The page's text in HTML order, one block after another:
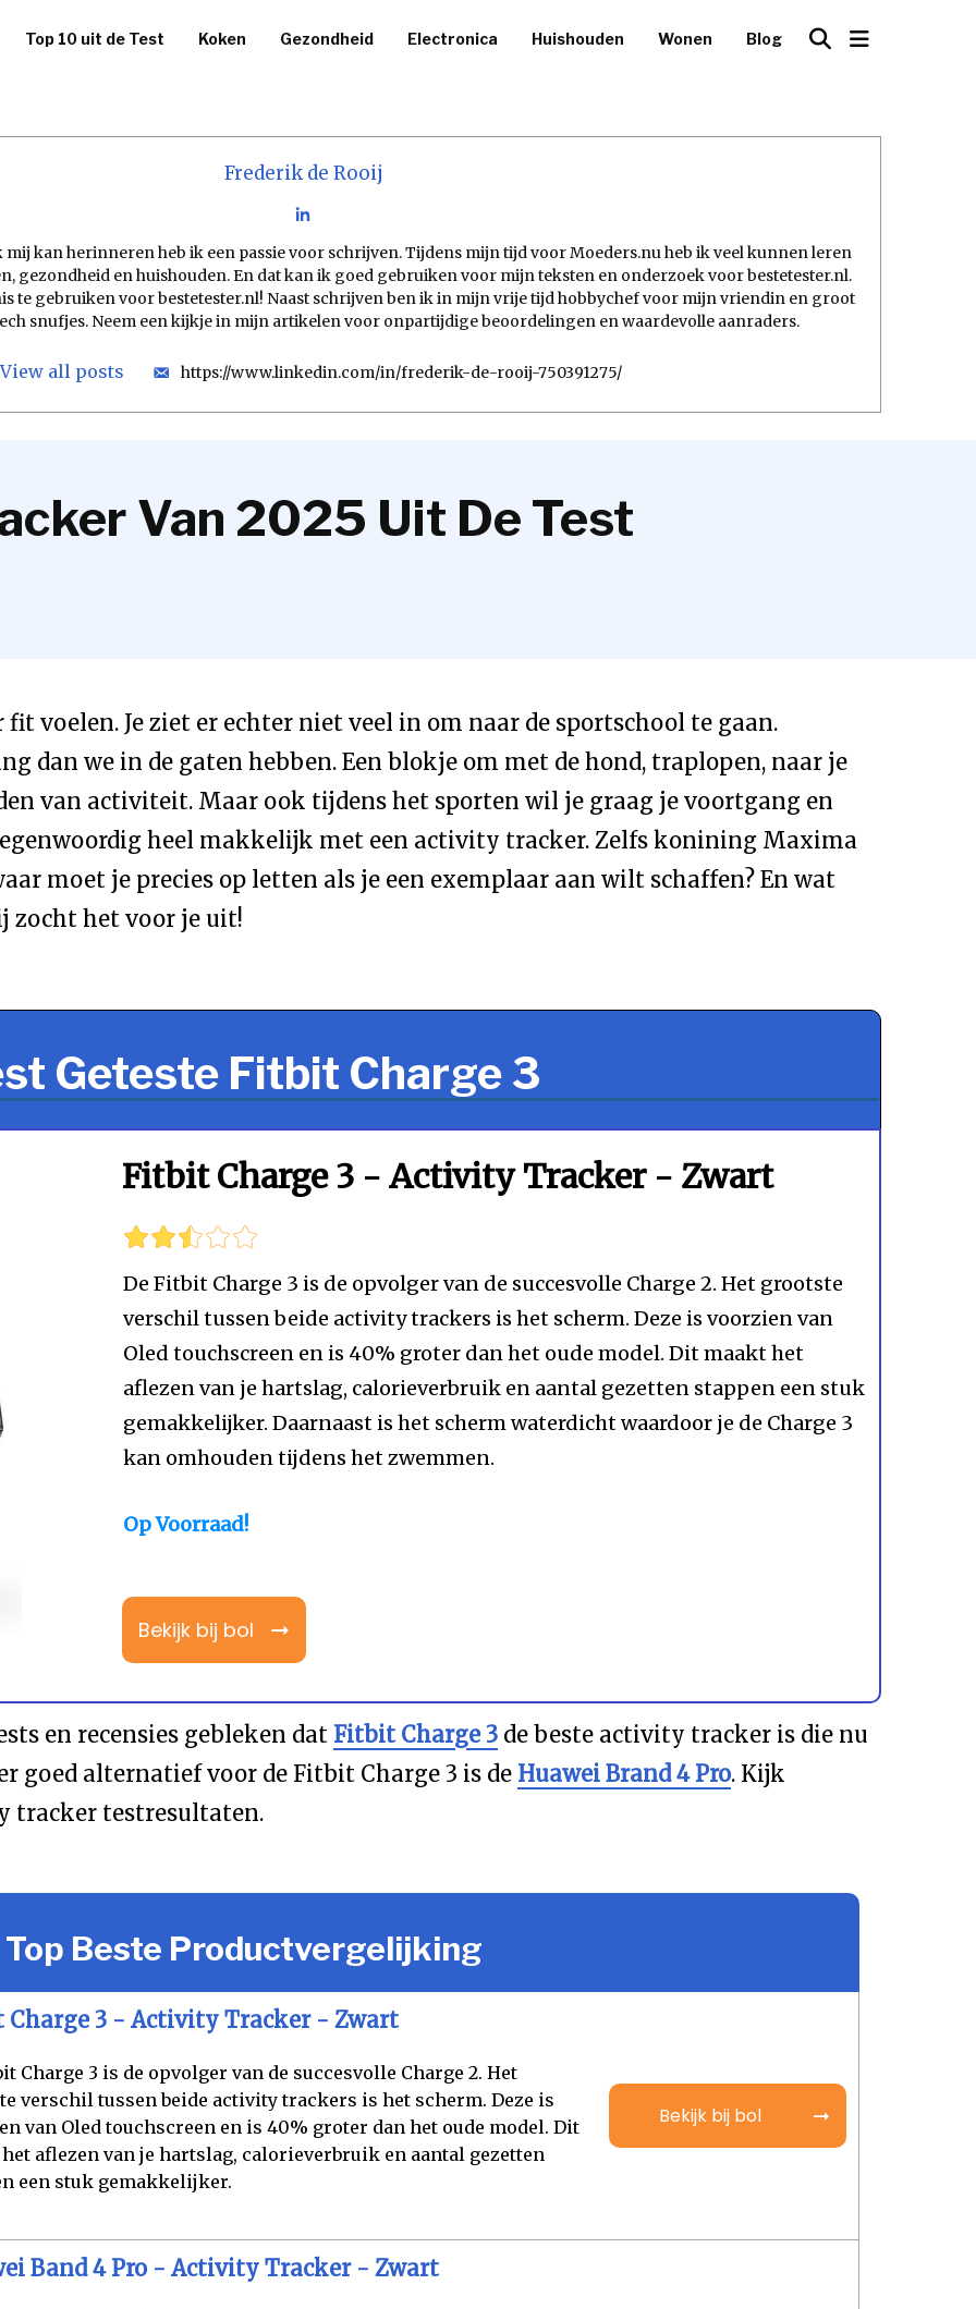
Top 10 uit de Test Koken Gezondheid Electronica Huishouden Wonen Blog
Frederik de Rooij
mij kan herinneren heb ik een passie voor schrijven. Tijdens mijn tijd voor Moeders.nu heb ik veel kunnen leren
gezondheid en huishouden. En dat kan ik goed gebruiken voor mijn teksten en onderzoek voor bestetester.nl.
te gebruiken voor bestetester.nl! Naast schrijven ben ik in mijn vrije tijd hobbychef voor mijn vriendin en groot
snufjes. Neem een kijkje in mijn artikelen voor onpartijdige beoordelingen en waardevolle aanraders.
View all posts https://www.linkedin.com/in/frederik-de-rooij-750391275/
Van 2025 Uit De Test
voelen. Je ziet er echter niet veel in om naar de sportschool te gaan.
dan we in de gaten hebben. Een blokje om met de hond, traplopen, naar je
van activiteit. Maar ook tijdens het sporten wil je graag je voortgang en
heel makkelijk met een activity tracker. Zelfs konining Maxima
moet je precies op letten als je een exemplaar aan wilt schaffen? En wat
zocht het voor je uit!
Geteste Fitbit Charge 3
Fitbit Charge 3 - Activity Tracker - Zwart
De Fitbit Charge 3 is de opvolger van de succesvolle Charge 2. Het grootste
verschil tussen beide activity trackers is het scherm. Deze is voorzien van
Oled touchscreen en is 40% groter dan het oude model. Dit maakt het
aflezen van je hartslag, calorieverbruik en aantal gezetten stappen een stuk
gemakkelijker. Daarnaast is het scherm waterdicht waardoor je de Charge 3
kan omhouden tijdens het zwemmen.
Op Voorraad!
Bekijk bij bol
en recensies gebleken dat Fitbit Charge 3 de beste activity tracker is die nu
goed alternatief voor de Fitbit Charge 3 is de Huawei Brand 4 Pro. Kijk
tracker testresultaten.
Top Beste Productvergelijking
3 - Activity Tracker - Zwart
Charge 3 is de opvolger van de succesvolle Charge 2. Het
verschil tussen beide activity trackers is het scherm. Deze is
van Oled touchscreen en is 40% groter dan het oude model. Dit
aflezen van je hartslag, calorieverbruik en aantal gezetten
een stuk gemakkelijker.
Bekijk bij bol
Band 4 Pro - Activity Tracker - Zwart